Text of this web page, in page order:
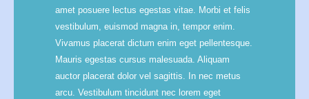
amet posuere lectus egestas vitae. Morbi et felis
vestibulum, euismod magna in, tempor enim.
Vivamus placerat dictum enim eget pellentesque.
Mauris egestas cursus malesuada. Aliquam
auctor placerat dolor vel sagittis. In nec metus
arcu. Vestibulum tincidunt nec lorem eget